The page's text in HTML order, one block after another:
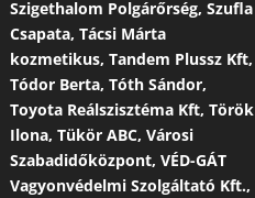
Szigethalom Polgárőrség, Szufla
Csapata, Tácsi Márta
kozmetikus, Tandem Plussz Kft,
Tódor Berta, Tóth Sándor,
Toyota Reálszisztéma Kft, Török
Ilona, Tükör ABC, Városi
Szabadidőközpont, VÉD-GÁT
Vagyonvédelmi Szolgáltató Kft.,